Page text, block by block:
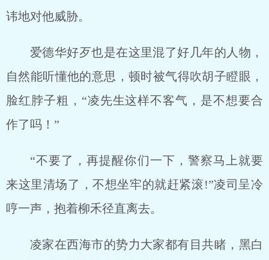
讳地对他威胁。
爱德华好歹也是在这里混了好几年的人物，
自然能听懂他的意思，顿时被气得吹胡子瞪眼，
脸红脖子粗，“凌先生这样不客气，是不想要合
作了吗！”
“不要了，再提醒你们一下，警察马上就要
来这里清场了，不想坐牢的就赶紧滚!”凌司呈冷
哼一声，抱着柳禾径直离去。
凌家在西海市的势力大家都有目共睹，黑白